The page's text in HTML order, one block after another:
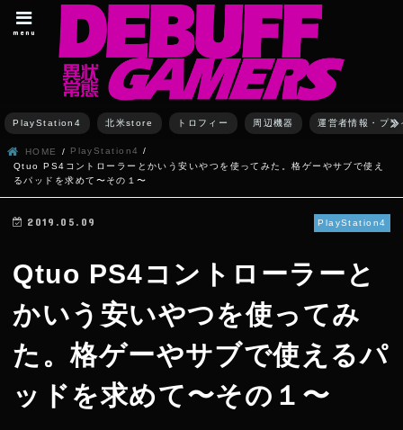
menu
PlayStation4 北米store トロフィー 周辺機器 運営者情報・プ
HOME
PlayStation4
Qtuo PS4コントローラーとかいう安いやつを使ってみた。格ゲーやサブで使え
るパッドを求めて〜その１〜
PlayStation4
2019.05.09
Qtuo PS4コントローラーと
かいう安いやつを使ってみ
た。格ゲーやサブで使えるパ
ッドを求めて〜その１〜